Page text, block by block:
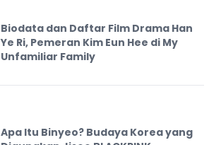
Biodata dan Daftar Film Drama Han
Ye Ri, Pemeran Kim Eun Hee di My
Unfamiliar Family
Apa Itu Binyeo? Budaya Korea yang